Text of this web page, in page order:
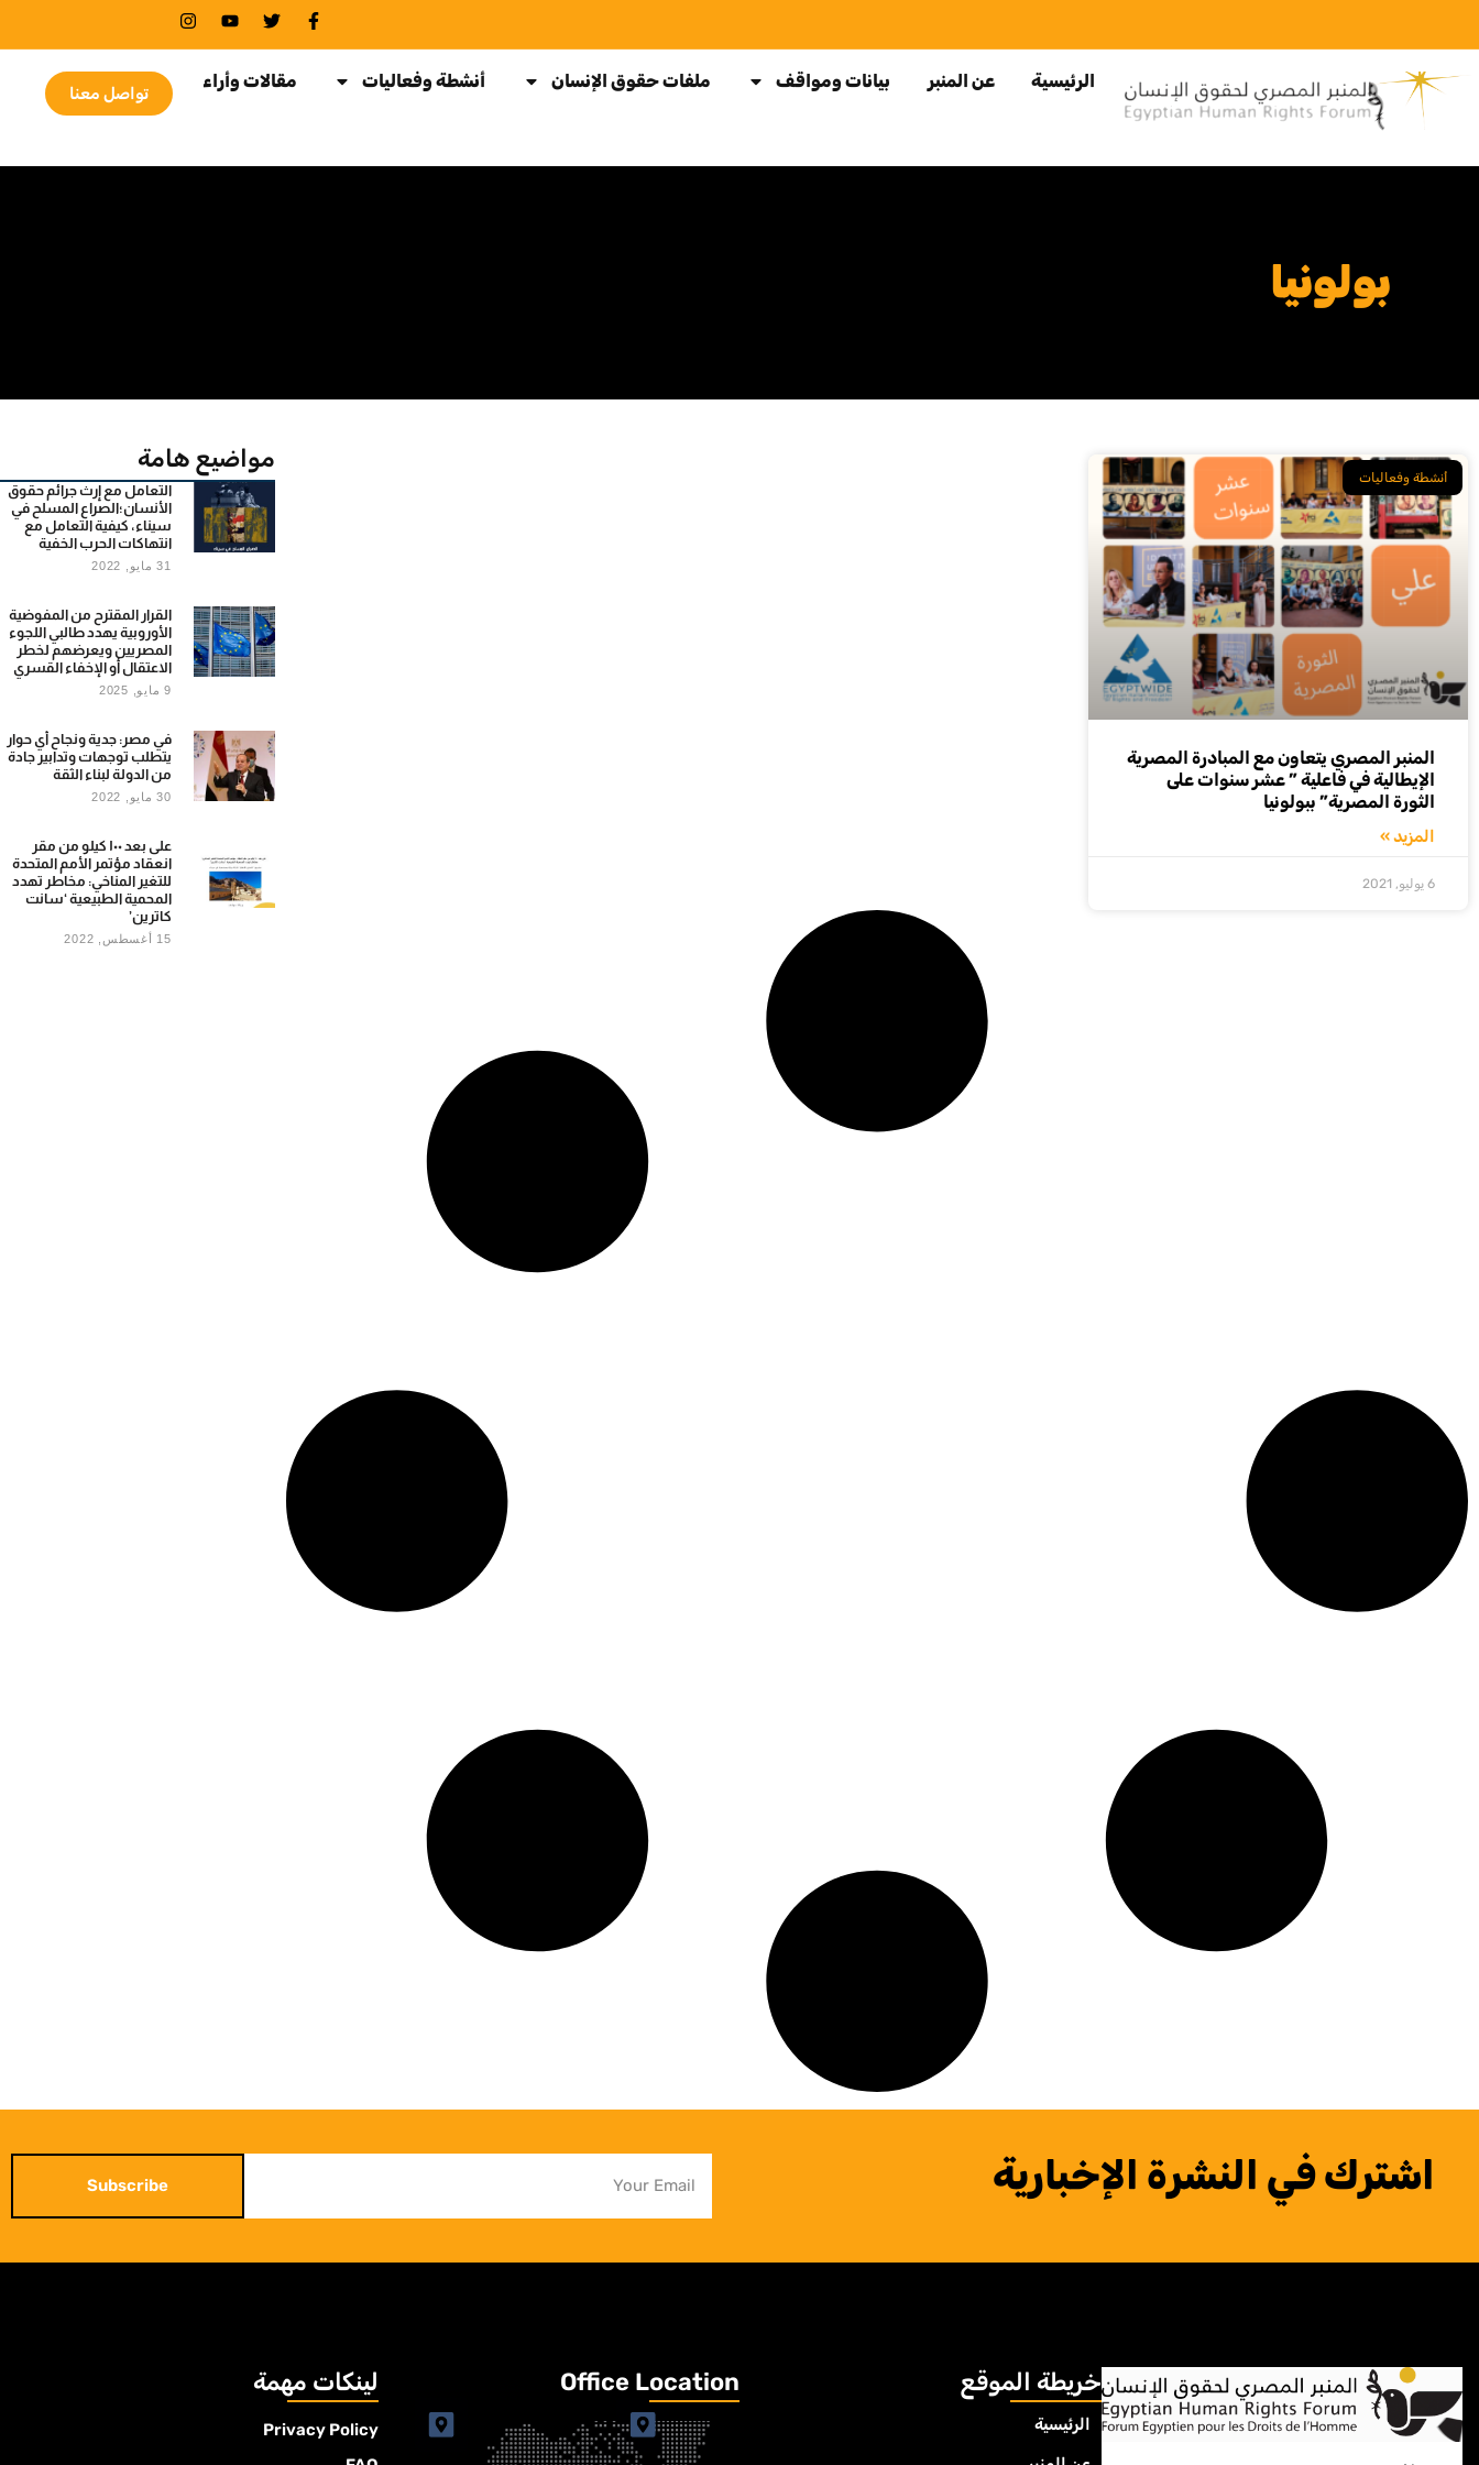
الرئيسية عن المنبر بيانات ومواقف ملفات حقوق الإنسان أنشطة وفعاليات مقالات وأراء
تواصل معنا
بولونيا
أنشطة وفعاليات
المنبر المصري يتعاون مع المبادرة المصرية
الإيطالية في فاعلية ” عشر سنوات على
الثورة المصرية” ببولونيا
المزيد »
6 يوليو, 2021
مواضيع هامة
التعامل مع إرث جرائم حقوق
الأنسان؛الصراع المسلح في
سيناء، كيفية التعامل مع
انتهاكات الحرب الخفية
31 مايو, 2022
القرار المقترح من المفوضية
الأوروبية يهدد طالبي اللجوء
المصريين ويعرضهم لخطر
الاعتقال أو الإخفاء القسري
9 مايو, 2025
في مصر: جدية ونجاح أي حوار
يتطلب توجهات وتدابير جادة
من الدولة لبناء الثقة
30 مايو, 2022
على بعد ١٠٠ كيلو من مقر
انعقاد مؤتمر الأمم المتحدة
للتغير المناخي: مخاطر تهدد
المحمية الطبيعية ‘سانت
كاترين’
15 أغسطس, 2022
اشترك في النشرة الإخبارية Subscribe
خريطة الموقع
الرئيسية
Office Location لينكات مهمة
Privacy Policy